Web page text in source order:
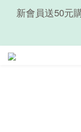
隨心享受｜
新會員送50元